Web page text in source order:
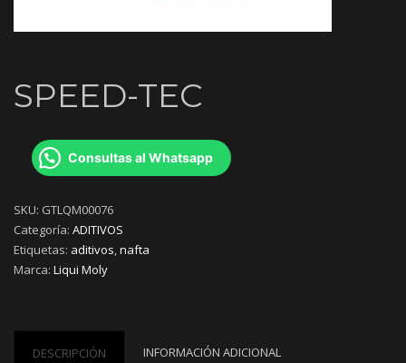
SPEED-TEC
Consultas al Whatsapp
SKU: GTLQM00076
Categoría: ADITIVOS
Etiquetas: aditivos,nafta
Marca: Liqui Moly
DESCRIPCIÓN INFORMACIÓN ADICIONAL